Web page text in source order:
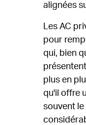
alignées
Les AC
pour
qui, bien
plus en
qu'il offre
souvent